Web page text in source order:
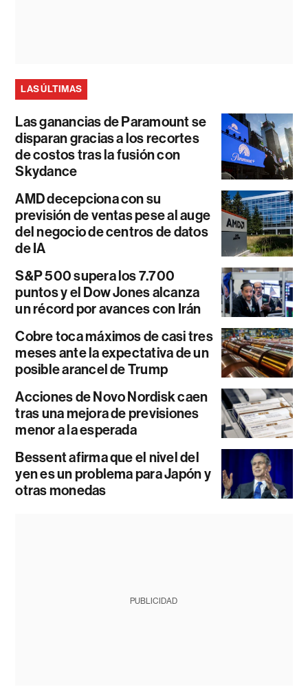
LAS ÚLTIMAS
Las ganancias de Paramount se
disparan gracias a los recortes
de costos tras la fusión con
Skydance
AMD decepciona con su
previsión de ventas pese al auge
del negocio de centros de datos
de IA
S&P 500 supera los 7.700
puntos y el Dow Jones alcanza
un récord por avances con Irán
Cobre toca máximos de casi tres
meses ante la expectativa de un
posible arancel de Trump
Acciones de Novo Nordisk caen
tras una mejora de previsiones
menor a la esperada
Bessent afirma que el nivel del
yen es un problema para Japón y
otras monedas
PUBLICIDAD